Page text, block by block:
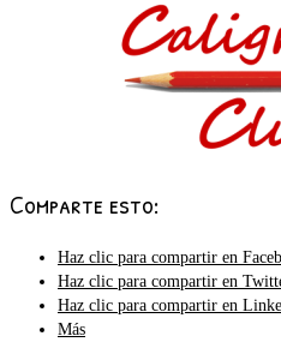
Comparte esto:
Haz clic para compartir en
Haz clic para compartir en
Haz clic para compartir en
Más